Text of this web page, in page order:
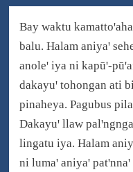
Bay waktu
balu. Halam aniyaꞌ
anoleꞌ iya ni kapūꞌ-
dakayuꞌ tohongan ati
pinaheya. Pagubus
Dakayuꞌ llaw
lingatu iya. Halam
ni lumaꞌ aniyaꞌ